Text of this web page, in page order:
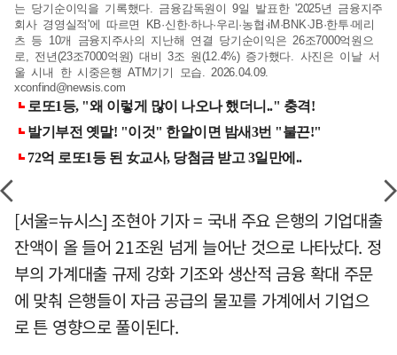
는 당기순이익을 기록했다. 금융감독원이 9일 발표한 '2025년 금융지주
회사 경영실적'에 따르면 KB·신한·하나·우리·농협·iM·BNK·JB·한투·메리
츠 등 10개 금융지주사의 지난해 연결 당기순이익은 26조7000억원으
로, 전년(23조7000억원) 대비 3조 원(12.4%) 증가했다. 사진은 이날 서
울 시내 한 시중은행 ATM기기 모습. 2026.04.09.
xconfind@newsis.com
[서울=뉴시스] 조현아 기자 = 국내 주요 은행의 기업대출
잔액이 올 들어 21조원 넘게 늘어난 것으로 나타났다. 정
부의 가계대출 규제 강화 기조와 생산적 금융 확대 주문
에 맞춰 은행들이 자금 공급의 물꼬를 가계에서 기업으
로 튼 영향으로 풀이된다.